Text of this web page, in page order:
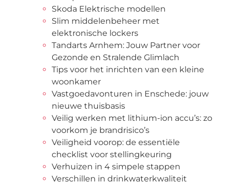
Skoda Elektrische modellen
Slim middelenbeheer met
elektronische lockers
Tandarts Arnhem: Jouw Partner voor
Gezonde en Stralende Glimlach
Tips voor het inrichten van een kleine
woonkamer
Vastgoedavonturen in Enschede: jouw
nieuwe thuisbasis
Veilig werken met lithium-ion accu’s: zo
voorkom je brandrisico’s
Veiligheid voorop: de essentiële
checklist voor stellingkeuring
Verhuizen in 4 simpele stappen
Verschillen in drinkwaterkwaliteit